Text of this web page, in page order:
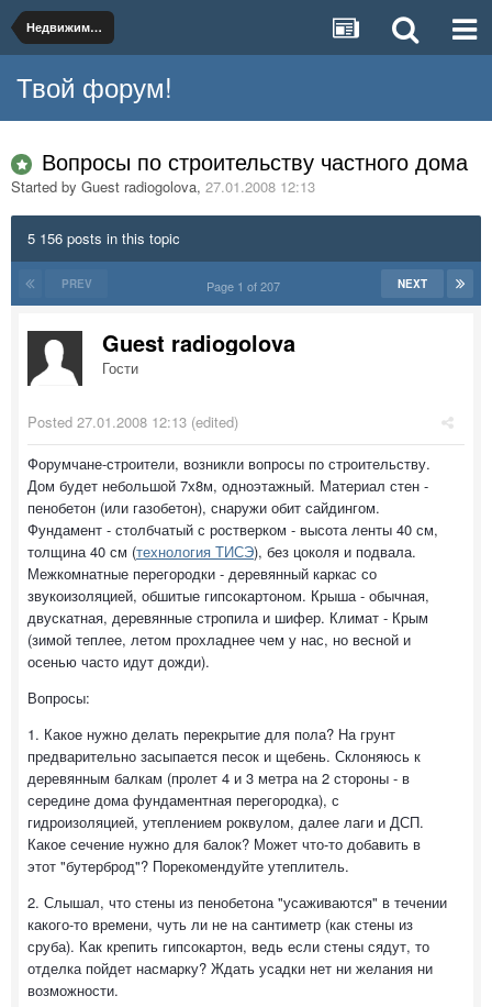
Недвижимость и коммунальное хозяйство
Твой форум!
Вопросы по строительству частного дома
Started by Guest radiogolova, 27.01.2008 12:13
5 156 posts in this topic
PREV NEXT
Page 1 of 207
Guest radiogolova
Гости
Posted 27.01.2008 12:13 (edited)
Форумчане-строители, возникли вопросы по строительству.
Дом будет небольшой 7х8м, одноэтажный. Материал стен -
пенобетон (или газобетон), снаружи обит сайдингом.
Фундамент - столбчатый с ростверком - высота ленты 40 см,
толщина 40 см (технология ТИСЭ), без цоколя и подвала.
Межкомнатные перегородки - деревянный каркас со
звукоизоляцией, обшитые гипсокартоном. Крыша - обычная,
двускатная, деревянные стропила и шифер. Климат - Крым
(зимой теплее, летом прохладнее чем у нас, но весной и
осенью часто идут дожди).
Вопросы:
1. Какое нужно делать перекрытие для пола? На грунт
предварительно засыпается песок и щебень. Склоняюсь к
деревянным балкам (пролет 4 и 3 метра на 2 стороны - в
середине дома фундаментная перегородка), с
гидроизоляцией, утеплением роквулом, далее лаги и ДСП.
Какое сечение нужно для балок? Может что-то добавить в
этот "бутерброд"? Порекомендуйте утеплитель.
2. Слышал, что стены из пенобетона "усаживаются" в течении
какого-то времени, чуть ли не на сантиметр (как стены из
сруба). Как крепить гипсокартон, ведь если стены сядут, то
отделка пойдет насмарку? Ждать усадки нет ни желания ни
возможности.